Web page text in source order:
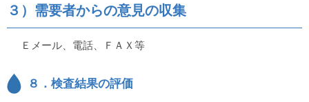
３）需要者からの意見の収集
Ｅメール、電話、ＦＡＸ等
８．検査結果の評価